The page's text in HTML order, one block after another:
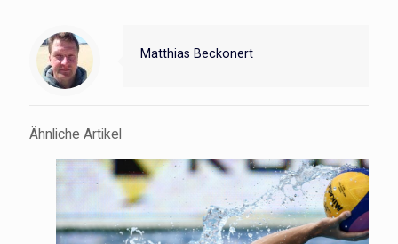
Matthias Beckonert
Ähnliche Artikel